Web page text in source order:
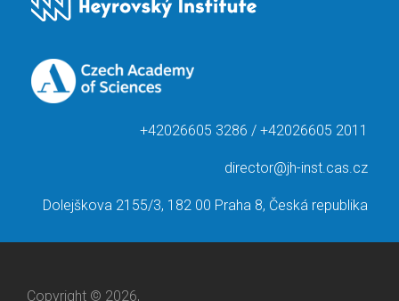
+42026605 3286 / +42026605 2011
director@jh-inst.cas.cz
Dolejškova 2155/3, 182 00 Praha 8, Česká republika
Copyright © 2026,